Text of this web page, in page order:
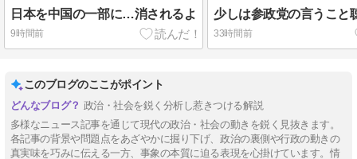
日本を中国の一部に…消されるよ
9時間前
少しは参政党の言うこと
33時間前
このブログのここがポイント
政治・社会を鋭く分析し惹きつける解説
多様なニュース記事を通じて現代の政治・社会の動きを鋭く見抜きます。
各記事の背景や問題点をあざやかに掘り下げ、政治の裏側や行政の動きの
真実味を巧みに伝える一方、事象の本質に迫る表現を心掛けています。情